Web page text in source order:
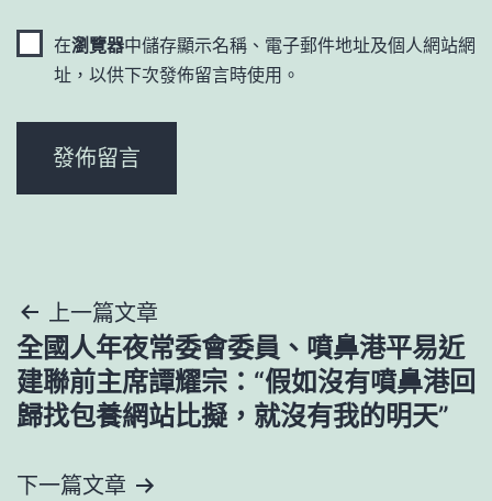
在瀏覽器中儲存顯示名稱、電子郵件地址及個人網站網
址，以供下次發佈留言時使用。
文
章
導
覽
上一篇文章
全國人年夜常委會委員、噴鼻港平易近
建聯前主席譚耀宗：“假如沒有噴鼻港回
歸找包養網站比擬，就沒有我的明天”
下一篇文章